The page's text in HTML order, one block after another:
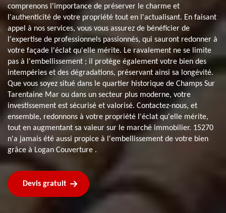
comprenons l'importance de préserver le charme et
l'authenticité de votre propriété tout en l'actualisant. En faisant
appel à nos services, vous vous assurez de bénéficier de
l'expertise de professionnels passionnés, qui sauront redonner à
votre façade l'éclat qu'elle mérite. Le ravalement ne se limite
pas à l'embellissement ; il protège également votre bien des
intempéries et des dégradations, préservant ainsi sa longévité.
Que vous soyez situé dans le quartier historique de Champs Sur
Tarentaine Mar ou dans un secteur plus moderne, votre
investissement est sécurisé et valorisé. Contactez-nous, et
ensemble, redonnons à votre propriété l'éclat qu'elle mérite,
tout en augmentant sa valeur sur le marché immobilier. 15270
n'a jamais été aussi propice à l'embellissement de votre bien
grâce à Logan Couverture .
Devis gratuit